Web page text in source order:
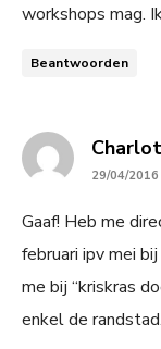
workshops mag.
Beantwoorden
29/04/
Gaaf! Heb me
februari ipv mei
me bij “kriskras
enkel de randstad.